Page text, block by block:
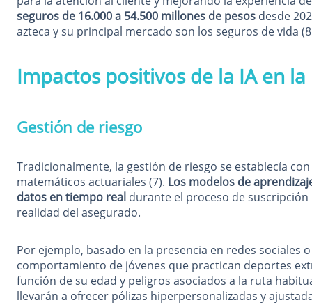
seguros de 16.000 a 54.500 millones de pesos desde
azteca y su principal mercado son los seguros de vida
Impactos positivos de la IA en
Gestión de riesgo
Tradicionalmente, la gestión de riesgo se establecía
matemáticos actuariales (7). Los modelos de
datos en tiempo real durante el proceso de
realidad del asegurado.
Por ejemplo, basado en la presencia en redes sociales
comportamiento de jóvenes que practican deportes
función de su edad y peligros asociados a la ruta
llevarán a ofrecer pólizas hiperpersonalizadas y